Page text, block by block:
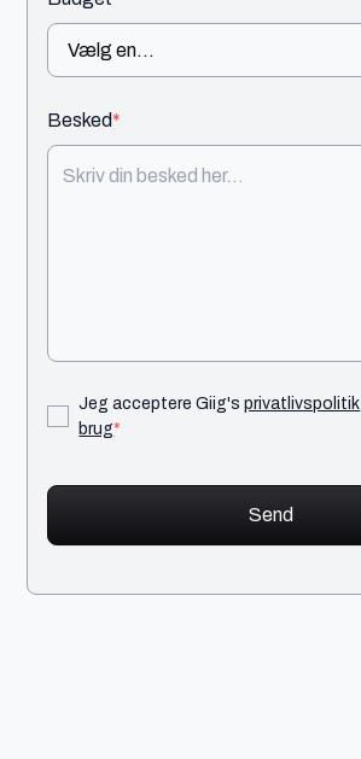
Besked*
Jeg acceptere Giig'sprivatlivspolitik
brug*